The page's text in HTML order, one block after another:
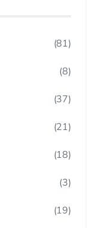
(81)
(8)
(37)
(21)
(18)
(3)
(19)